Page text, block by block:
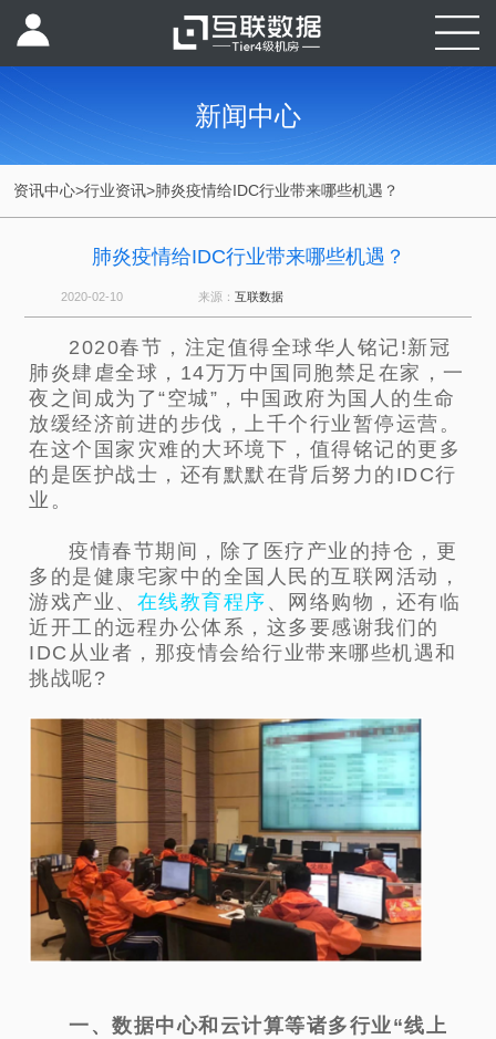
新闻中心
资讯中心>行业资讯>肺炎疫情给IDC行业带来哪些机遇？
肺炎疫情给IDC行业带来哪些机遇？
2020-02-10 来源： 互联数据
2020春节，注定值得全球华人铭记!新冠
肺炎肆虐全球，14万万中国同胞禁足在家，一
夜之间成为了“空城”，中国政府为 国人的生命
放缓经济前进的步伐，上千个行业暂停运营。
在这个国家灾难的大环境下，值得铭记的更多
的是医护战士，还有默默在背后努力的IDC行
业。
疫情春节期间，除了医疗产业的持仓，更
多的是健康宅家中的全国人民的互联网活动，
游戏产业、 在线教育程序 、网络购物，还有临
近开工的远程办公体系，这多要感谢我们的
IDC从业者，那疫情会给行业带来哪些机遇和
挑战呢?
一、数据中心和云计算等诸多行业“线上